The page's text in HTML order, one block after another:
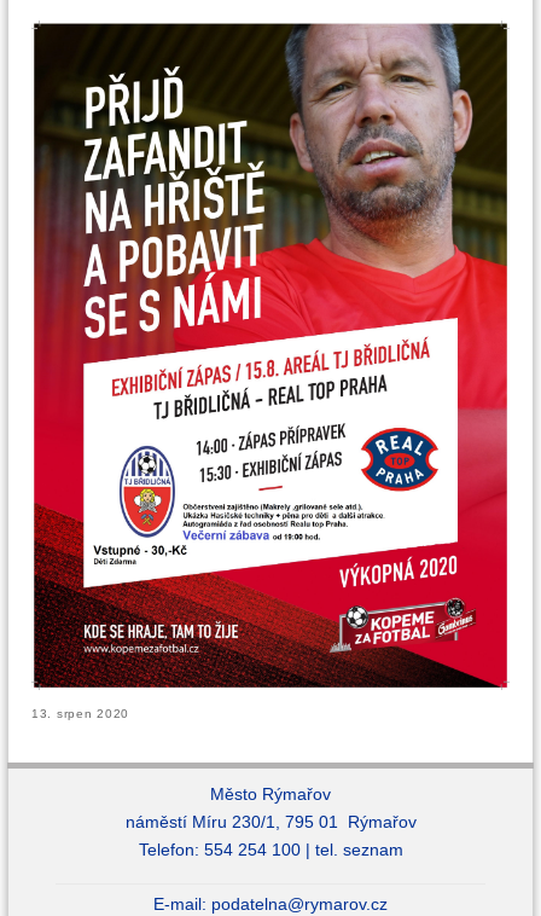
13. srpen 2020
Město Rýmařov
náměstí Míru 230/1, 795 01 Rýmařov
Telefon: 554 254 100 | tel. seznam
E-mail: podatelna@rymarov.cz